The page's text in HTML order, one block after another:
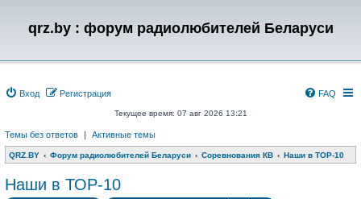
qrz.by : форум радиолюбителей Беларуси
Вход Регистрация FAQ
Текущее время: 07 авг 2026 13:21
Темы без ответов | Активные темы
QRZ.BY Форум радиолюбителей Беларуси Соревнования КВ Наши в ТОР-10
Наши в ТОР-10